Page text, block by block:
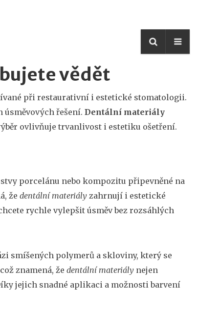
vědět
při restaurativní i estetické stomatologii.
úsměvových řešení. Dentální materiály
ovlivňuje trvanlivost i estetiku ošetření.
porcelánu nebo kompozitu připevněné na
že dentální materiály zahrnují i estetické
rychle vylepšit úsměv bez rozsáhlých
smíšených polymerů a skloviny, který se
znamená, že dentální materiály nejen
jejich snadné aplikaci a možnosti barvení